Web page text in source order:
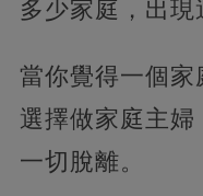
多少家庭，出現
當你覺得一個
選擇做家庭主
一切脫離。